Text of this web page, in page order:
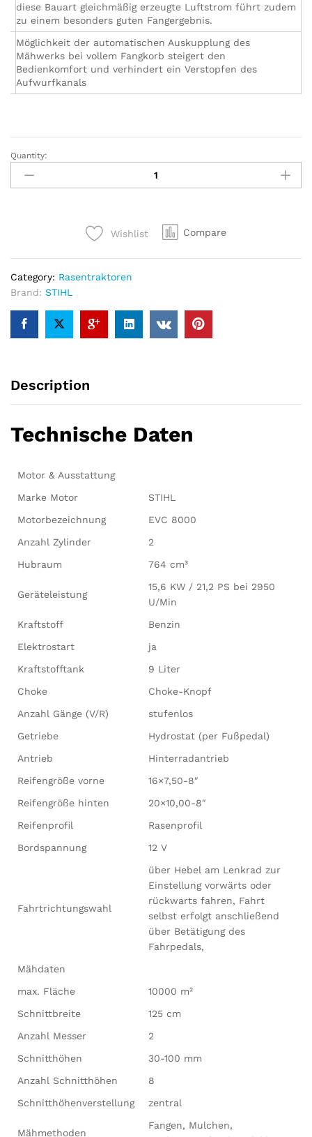
diese Bauart gleichmäßig erzeugte Luftstrom führt zudem
zu einem besonders guten Fangergebnis.
Möglichkeit der automatischen Auskupplung des
Mähwerks bei vollem Fangkorb steigert den
Bedienkomfort und verhindert ein Verstopfen des
Aufwurfkanals
STIHL
Rasentraktor
RT
quantity
Quantity:
Wishlist Compare
Category: Rasentraktoren
Brand: STIHL
Description
Technische Daten
Motor & Ausstattung
Marke Motor
STIHL
Motorbezeichnung
EVC 8000
Anzahl Zylinder
2
Hubraum
764 cm³
Geräteleistung
15,6 KW / 21,2 PS bei 2950
U/Min
Kraftstoff
Benzin
Elektrostart
ja
Kraftstofftank
9 Liter
Choke
Choke-Knopf
Anzahl Gänge (V/R)
stufenlos
Getriebe
Hydrostat (per Fußpedal)
Antrieb
Hinterradantrieb
Reifengröße vorne
16×7,50-8″
Reifengröße hinten
20×10,00-8″
Reifenprofil
Rasenprofil
Bordspannung
12 V
Fahrtrichtungswahl
über Hebel am Lenkrad zur
Einstellung vorwärts oder
rückwarts fahren, Fahrt
selbst erfolgt anschließend
über Betätigung des
Fahrpedals,
Mähdaten
max. Fläche
10000 m²
Schnittbreite
125 cm
Anzahl Messer
2
Schnitthöhen
30-100 mm
Anzahl Schnitthöhen
8
Schnitthöhenverstellung
zentral
Mähmethoden
Fangen, Mulchen,